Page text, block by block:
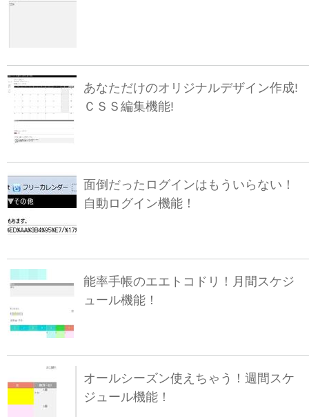
あなただけのオリジナルデザイン作成!
ＣＳＳ編集機能!
面倒だったログインはもういらない！
自動ログイン機能！
能率手帳のエエトコドリ！月間スケジ
ュール機能！
オールシーズン使えちゃう！週間スケ
ジュール機能！